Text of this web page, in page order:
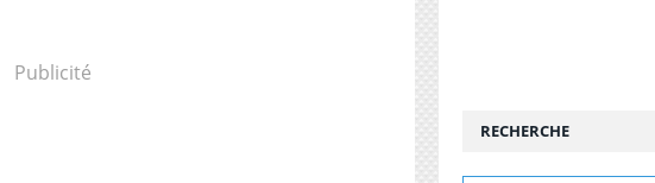
Publicité
RECHERCHE